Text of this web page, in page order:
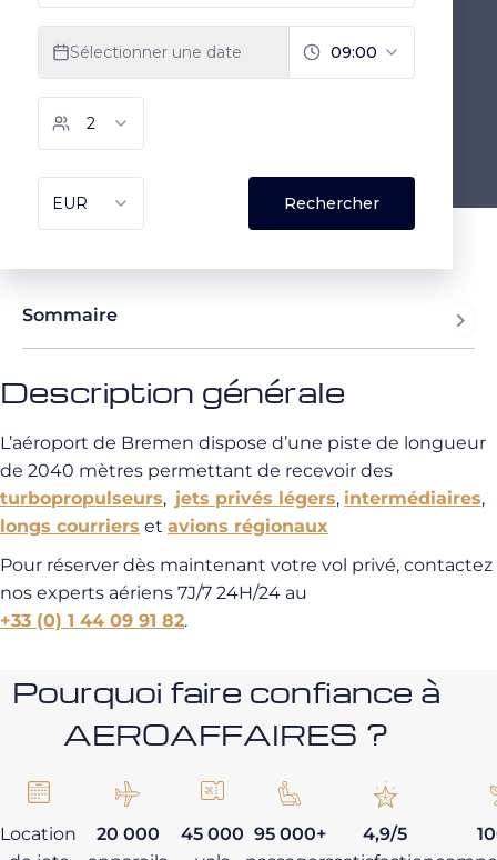
Sommaire
Description générale
L’aéroport de Bremen dispose d’une piste de longueur
de 2040 mètres permettant de recevoir des
turbopropulseurs, jets privés légers, intermédiaires,
longs courriers et avions régionaux
Pour réserver dès maintenant votre vol privé, contactez
nos experts aériens 7J/7 24H/24 au
+33 (0) 1 44 09 91 82.
Pourquoi faire confiance à
AEROAFFAIRES ?
Location
20 000
45 000 95 000+
4,9/5